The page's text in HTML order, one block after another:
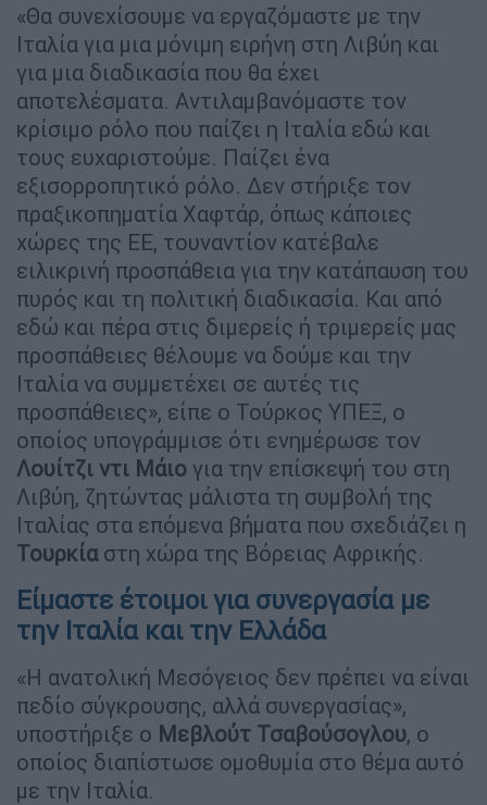
«Θα συνεχίσουμε να εργαζόμαστε με την
Ιταλία για μια μόνιμη ειρήνη στη Λιβύη και
για μια διαδικασία που θα έχει
αποτελέσματα. Αντιλαμβανόμαστε τον
κρίσιμο ρόλο που παίζει η Ιταλία εδώ και
τους ευχαριστούμε. Παίζει ένα
εξισορροπητικό ρόλο. Δεν στήριξε τον
πραξικοπηματία Χαφτάρ, όπως κάποιες
χώρες της ΕΕ, τουναντίον κατέβαλε
ειλικρινή προσπάθεια για την κατάπαυση του
πυρός και τη πολιτική διαδικασία. Και από
εδώ και πέρα στις διμερείς ή τριμερείς μας
προσπάθειες θέλουμε να δούμε και την
Ιταλία να συμμετέχει σε αυτές τις
προσπάθειες», είπε ο Τούρκος ΥΠΕΞ, ο
οποίος υπογράμμισε ότι ενημέρωσε τον
Λουίτζι ντι Μάιο για την επίσκεψή του στη
Λιβύη, ζητώντας μάλιστα τη συμβολή της
Ιταλίας στα επόμενα βήματα που σχεδιάζει η
Τουρκία στη χώρα της Βόρειας Αφρικής.
Είμαστε έτοιμοι για συνεργασία με
την Ιταλία και την Ελλάδα
«Η ανατολική Μεσόγειος δεν πρέπει να είναι
πεδίο σύγκρουσης, αλλά συνεργασίας»,
υποστήριξε ο Μεβλούτ Τσαβούσογλου, ο
οποίος διαπίστωσε ομοθυμία στο θέμα αυτό
με την Ιταλία.